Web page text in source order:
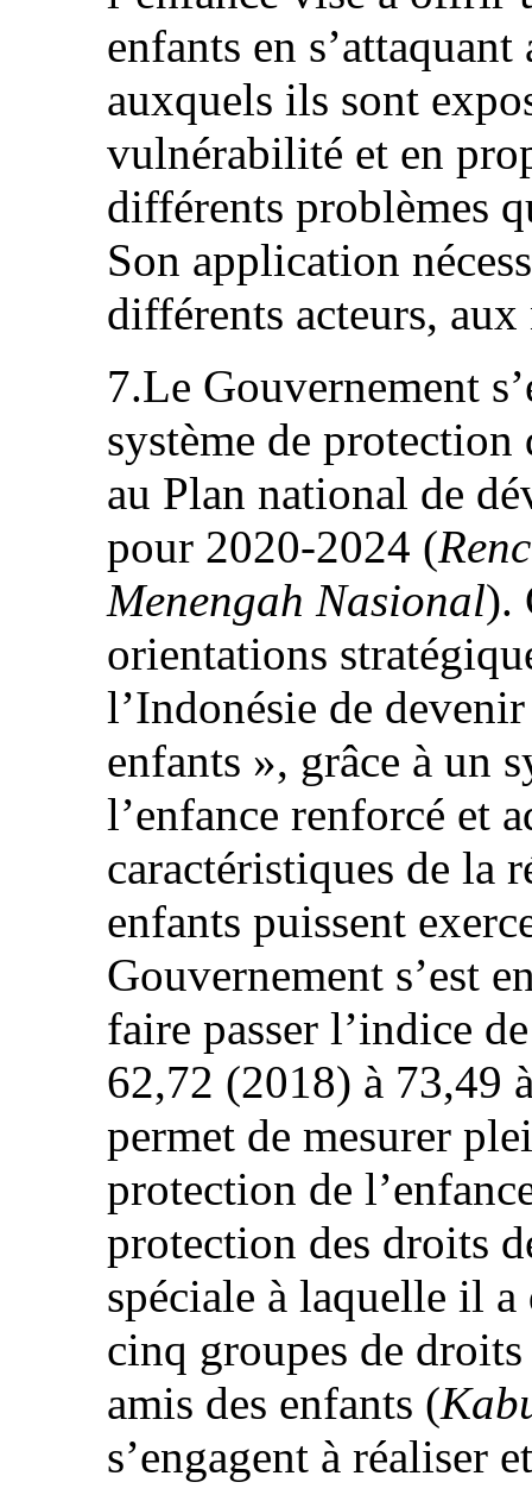
enfants en
auxquels ils sont
vulnérabilité et en
différents problèmes
Son application
différents acteurs,
7.Le Gouvernement
système de protection
au Plan national de
pour 2020-2024 (
Menengah Nasional).
orientations
l’Indonésie de
enfants », grâce à un
l’enfance renforcé et
caractéristiques de la
enfants puissent
Gouvernement s’est
faire passer l’indice
62,72 (2018) à 73,49
permet de mesurer
protection de
protection des droits
spéciale à laquelle il
cinq groupes de
amis des enfants (
s’engagent à réaliser